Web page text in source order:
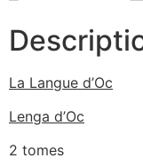
La Langue d’Oc
Lenga d’Oc
2 tomes